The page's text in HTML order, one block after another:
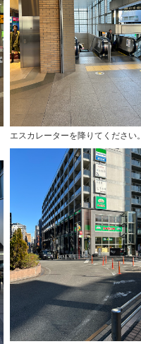
エスカレーターを降りてください。